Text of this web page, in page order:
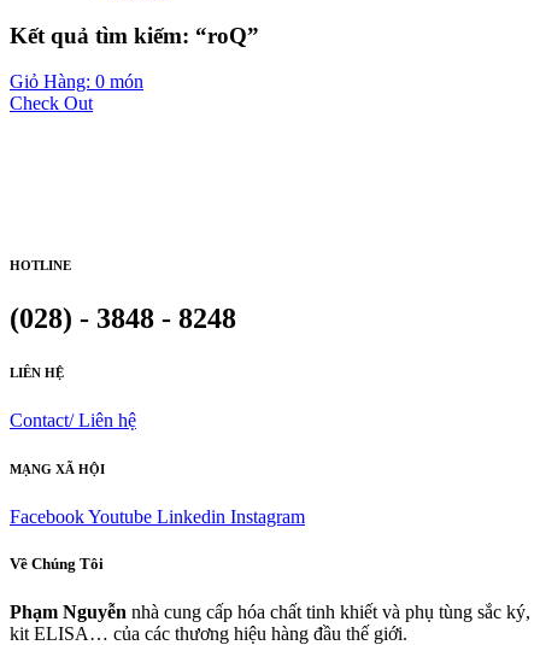
Kết quả tìm kiếm: “roQ”
Giỏ Hàng: 0 món
Check Out
HOTLINE
(028) - 3848 - 8248
LIÊN HỆ
Contact/ Liên hệ
MẠNG XÃ HỘI
FacebookYoutube Linkedin Instagram
Về Chúng Tôi
Phạm Nguyễn nhà cung cấp hóa chất tinh khiết và phụ tùng sắc ký,
kit ELISA… của các thương hiệu hàng đầu thế giới.